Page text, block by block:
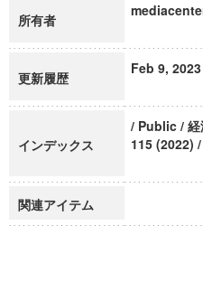
所有者
更新履歴
Feb 9, 2023
インデックス
/ Public / 経
115 (2022)
関連アイテム